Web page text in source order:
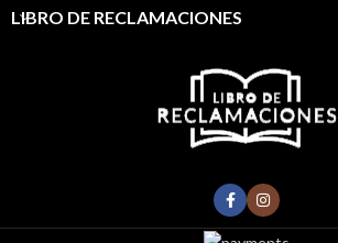
LIBRO DE RECLAMACIONES